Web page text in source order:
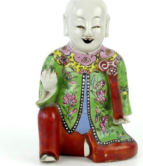
récent
au
plus
ancien